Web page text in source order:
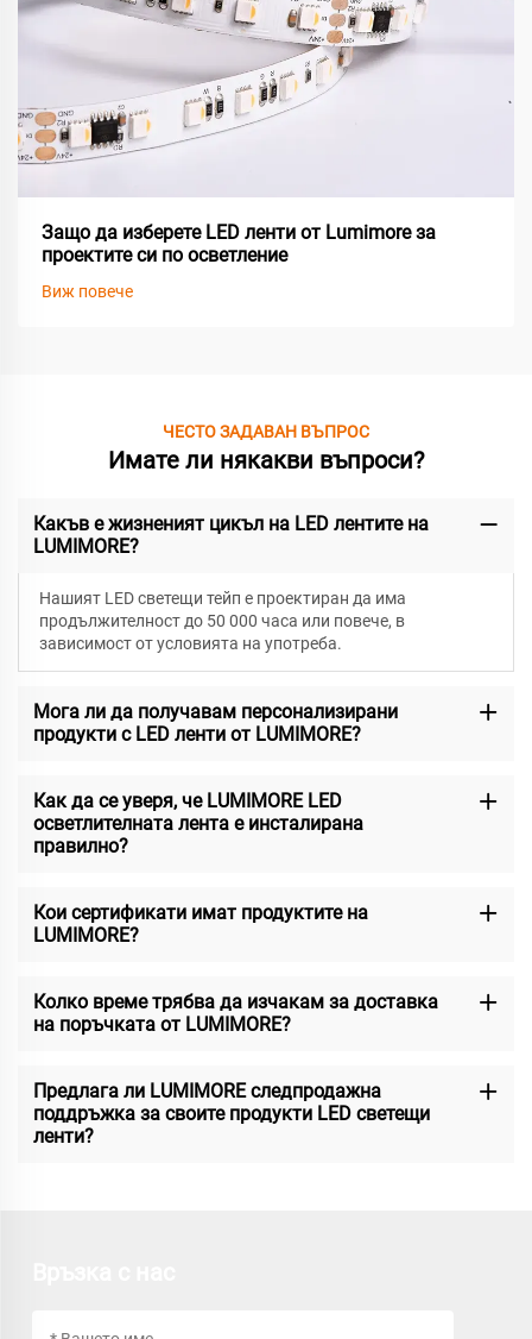
Защо да изберете LED ленти от Lumimore за
проектите си по осветление
Виж повече
ЧЕСТО ЗАДАВАН ВЪПРОС
Имате ли някакви въпроси?
Какъв е жизненият цикъл на LED лентите на
LUMIMORE?
Нашият LED светещи тейп е проектиран да има
продължителност до 50 000 часа или повече, в
зависимост от условията на употреба.
Мога ли да получавам персонализирани
продукти с LED ленти от LUMIMORE?
Как да се уверя, че LUMIMORE LED
осветлителната лента е инсталирана
правилно?
Кои сертификати имат продуктите на
LUMIMORE?
Колко време трябва да изчакам за доставка
на поръчката от LUMIMORE?
Предлага ли LUMIMORE следпродажна
поддръжка за своите продукти LED светещи
ленти?